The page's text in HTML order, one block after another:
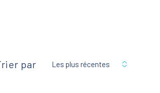
par Les plus récentes